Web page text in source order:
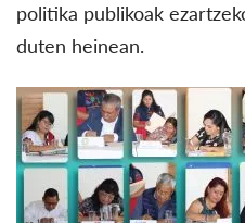
politika publikoak
duten heinean.